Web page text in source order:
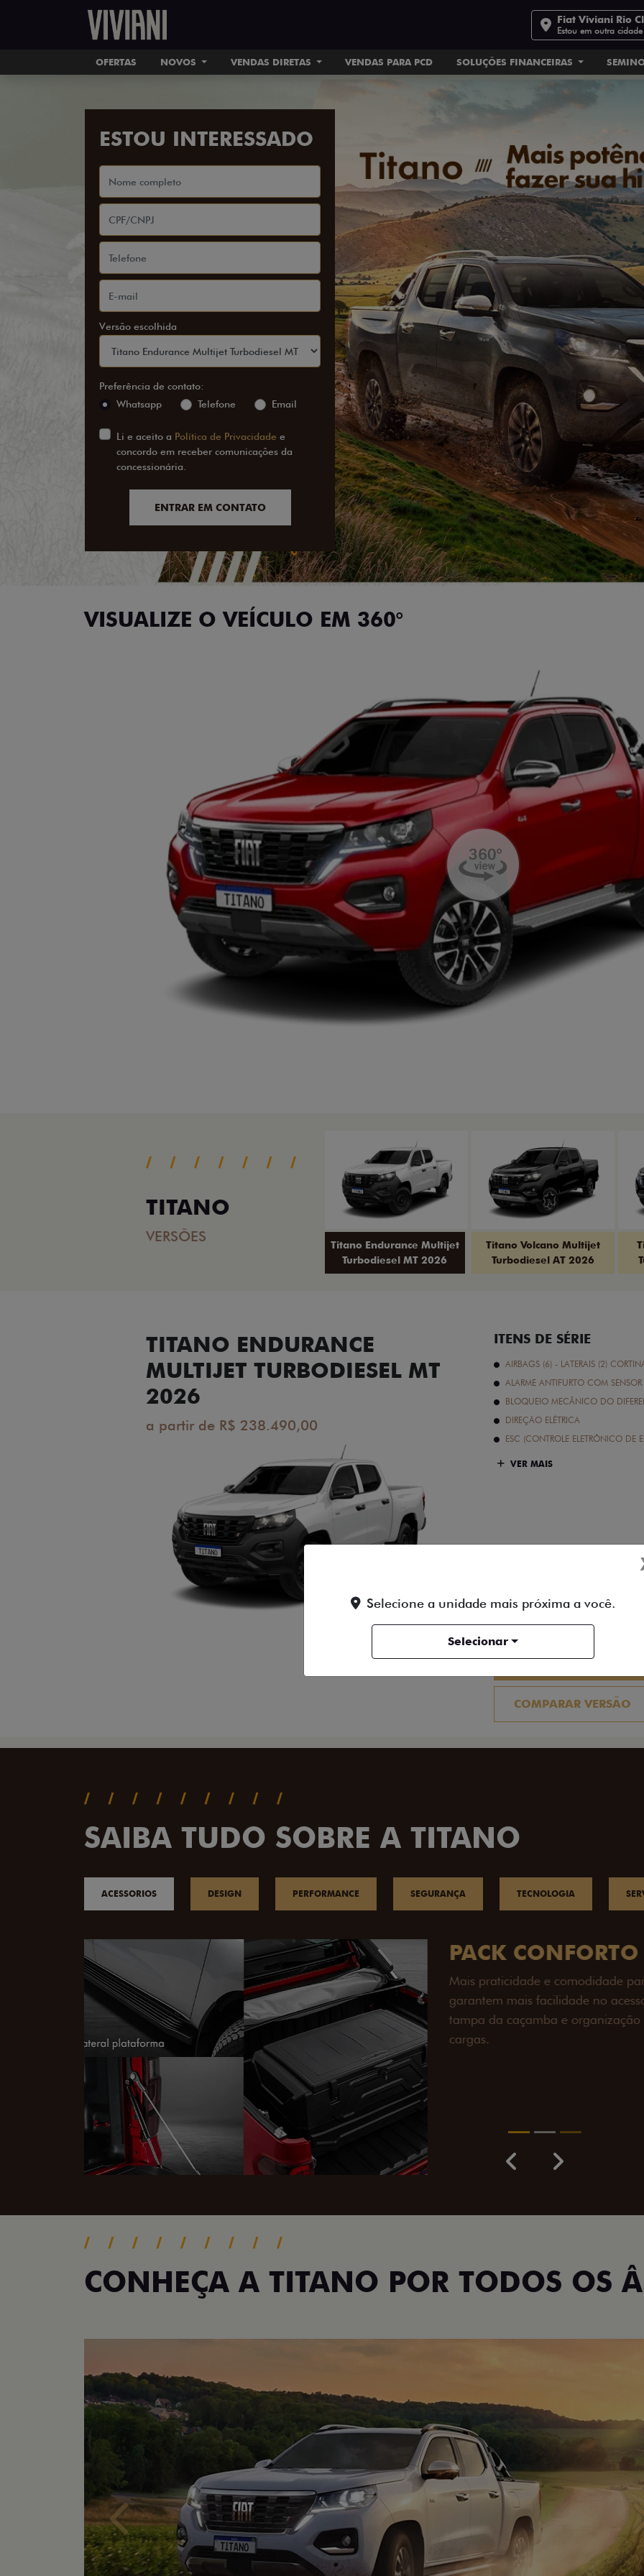
Fiat Viviani Rio
Estou em outra cidade
OFERTAS NOVOS VENDAS DIRETAS VENDAS PARA PCD SOLUÇÕES FINANCEIRAS
ESTOU INTERESSADO
Versão escolhida
Preferência de contato:
Whatsapp
Telefone Email
Li e aceito a Política de Privacidade e
concordo em receber comunicações da
concessionária.
ENTRAR EM CONTATO
VISUALIZE O VEÍCULO EM 360°
TITANO
VERSÕES
Titano Endurance Multijet
Turbodiesel MT 2026
Titano Volcano Multijet
Turbodiesel AT 2026
TITANO ENDURANCE
MULTIJET TURBODIESEL MT
2026
a partir de R$ 238.490,00
ITENS DE SÉRIE
AIRBAGS (6) - LATERAIS (2)
ALARME ANTIFURTO COM SENSOR
BLOQUEIO MECÂNICO DO
DIREÇÃO ELÉTRICA
ESC (CONTROLE ELETRÔNICO DE
VER MAIS
FICHA TÉCNICA
ENTRAR EM CONTATO
COMPARAR VERSÃO
SAIBA TUDO SOBRE A TITANO
ACESSORIOS DESIGN PERFORMANCE SEGURANÇA TECNOLOGIA
PACK OFF-
Prepare sua picape para
engate de reboque para
lamas e overbumper,
PreviousNext
CONHEÇA A TITANO POR TODOS OS
Anterior
Selecione a unidade mais próxima a você.
Selecionar